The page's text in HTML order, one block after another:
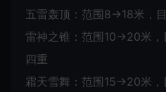
五雷轰顶：范围8→18米，
雷神之锥：范围10→20米，
四重
霜天雪舞：范围15→20米